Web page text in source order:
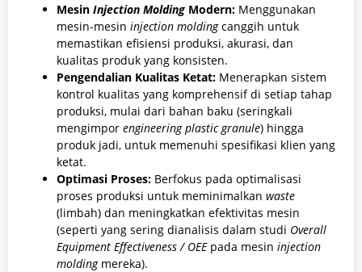
Mesin Injection Molding Modern: Menggunakan
mesin-mesin injection moldingcanggih untuk
memastikan efisiensi produksi, akurasi, dan
kualitas produk yang konsisten.
Pengendalian Kualitas Ketat: Menerapkan sistem
kontrol kualitas yang komprehensif di setiap tahap
produksi, mulai dari bahan baku (seringkali
mengimpor engineering plastic granule) hingga
produk jadi, untuk memenuhi spesifikasi klien yang
ketat.
Optimasi Proses: Berfokus pada optimalisasi
proses produksi untuk meminimalkan waste
(limbah) dan meningkatkan efektivitas mesin
(seperti yang sering dianalisis dalam studi Overall
Equipment Effectiveness / OEEpada mesin injection
moldingmereka).